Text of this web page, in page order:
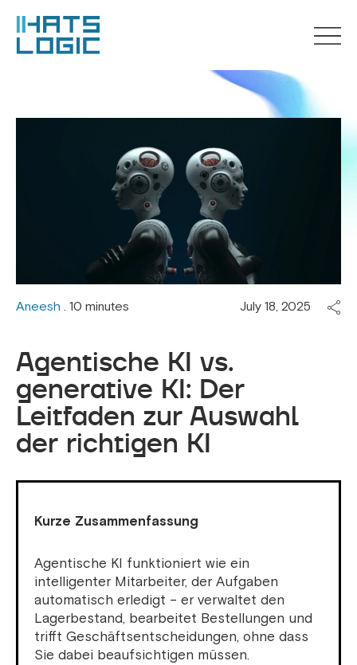
Aneesh . 10 minutes July 18, 2025
Agentische KI vs.
generative KI: Der
Leitfaden zur Auswahl
der richtigen KI
Kurze Zusammenfassung
Agentische KI funktioniert wie ein
intelligenter Mitarbeiter, der Aufgaben
automatisch erledigt – er verwaltet den
Lagerbestand, bearbeitet Bestellungen und
trifft Geschäftsentscheidungen, ohne dass
Sie dabei beaufsichtigen müssen.